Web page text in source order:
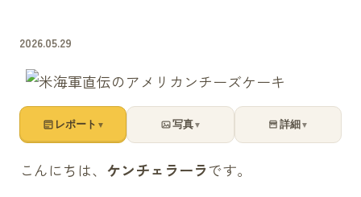
2026.05.29
レポート ▼ 写真▼ 詳細 ▼
こんにちは、 ケンチェラーラです。